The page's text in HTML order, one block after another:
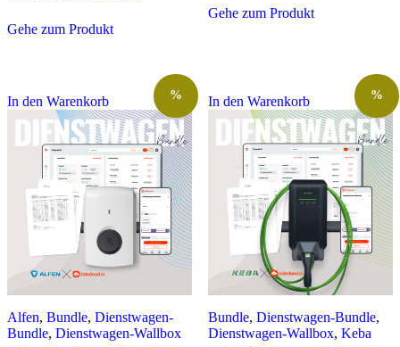
Gehe zum Produkt
Gehe zum Produkt
In den Warenkorb %
Alfen, Bundle, Dienstwagen-
Bundle, Dienstwagen-Wallbox
In den Warenkorb %
Bundle, Dienstwagen-Bundle,
Dienstwagen-Wallbox, Keba